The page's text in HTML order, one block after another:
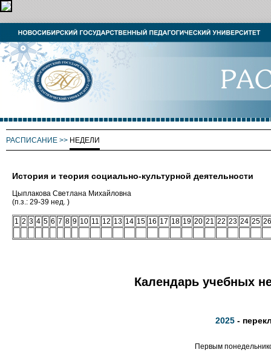
РАСПИСАНИЕ >> НЕДЕЛИ
История и теория социально-культурной деятельности
Цыплакова Светлана Михайловна
(п.з.: 29-39 нед. )
1 2 3 4 5 6 7 8 9 10 11 12 13 14 15 16 17 18 19 20 21 22 23 24 25 26
Календарь учебных
2025 -
Первым